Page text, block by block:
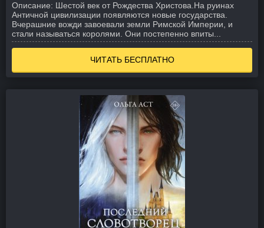
Описание: Шестой век от Рождества Христова.На руинах
Античной цивилизации появляются новые государства.
Вчерашние вожди завоевали земли Римской Империи, и
стали называться королями. Они постепенно впиты...
ЧИТАТЬ БЕСПЛАТНО